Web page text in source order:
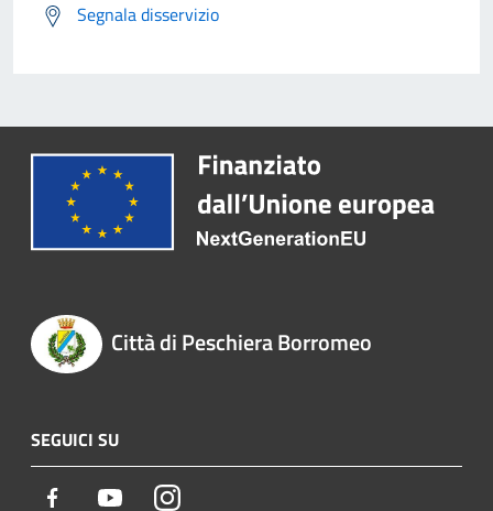
Segnala disservizio
Città di Peschiera Borromeo
SEGUICI SU
Facebook YoutubeInstagram